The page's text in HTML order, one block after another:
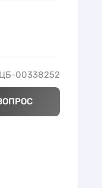
00338252